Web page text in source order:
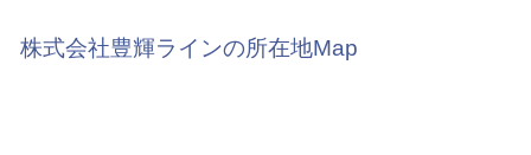
株式会社豊輝ラインの所在地Map